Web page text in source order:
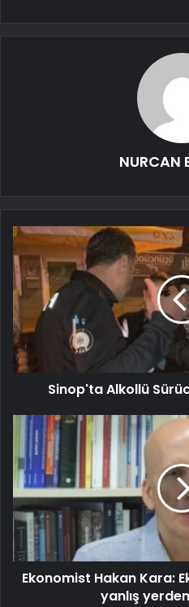
NURCAN
Sinop'ta Alkollü
Ekonomist Hakan Kara:
yanlış